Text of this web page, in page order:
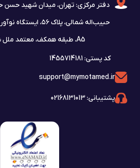
دفتر مرکزی: تهران، میدان شهید حسن
حبیب‌اله شمالی، پلاک ۵۶،
A5، طبقه همکف، معتمد ملل شریف
کد پستی: 1455714181
support@mymotamed.ir
پشتیبانی: 02168131013